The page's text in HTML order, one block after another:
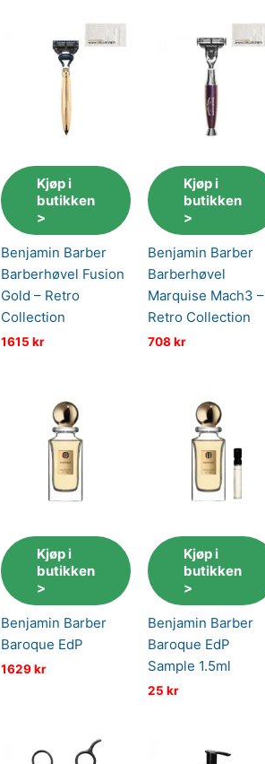
Kjøp i
butikken
>
Benjamin Barber
Barberhøvel Fusion
Gold – Retro
Collection
1615 kr
Kjøp i
butikken
>
Benjamin Barber
Barberhøvel
Marquise Mach3 –
Retro Collection
708kr
Kjøp i
butikken
>
Benjamin Barber
Baroque EdP
1629kr
Kjøp i
butikken
>
Benjamin Barber
Baroque EdP
Sample 1.5ml
25 kr